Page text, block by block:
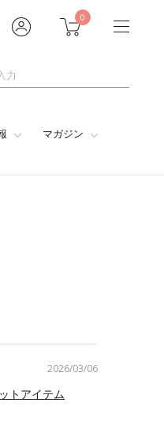
0
マガジン
2026/03/06
トアイテム